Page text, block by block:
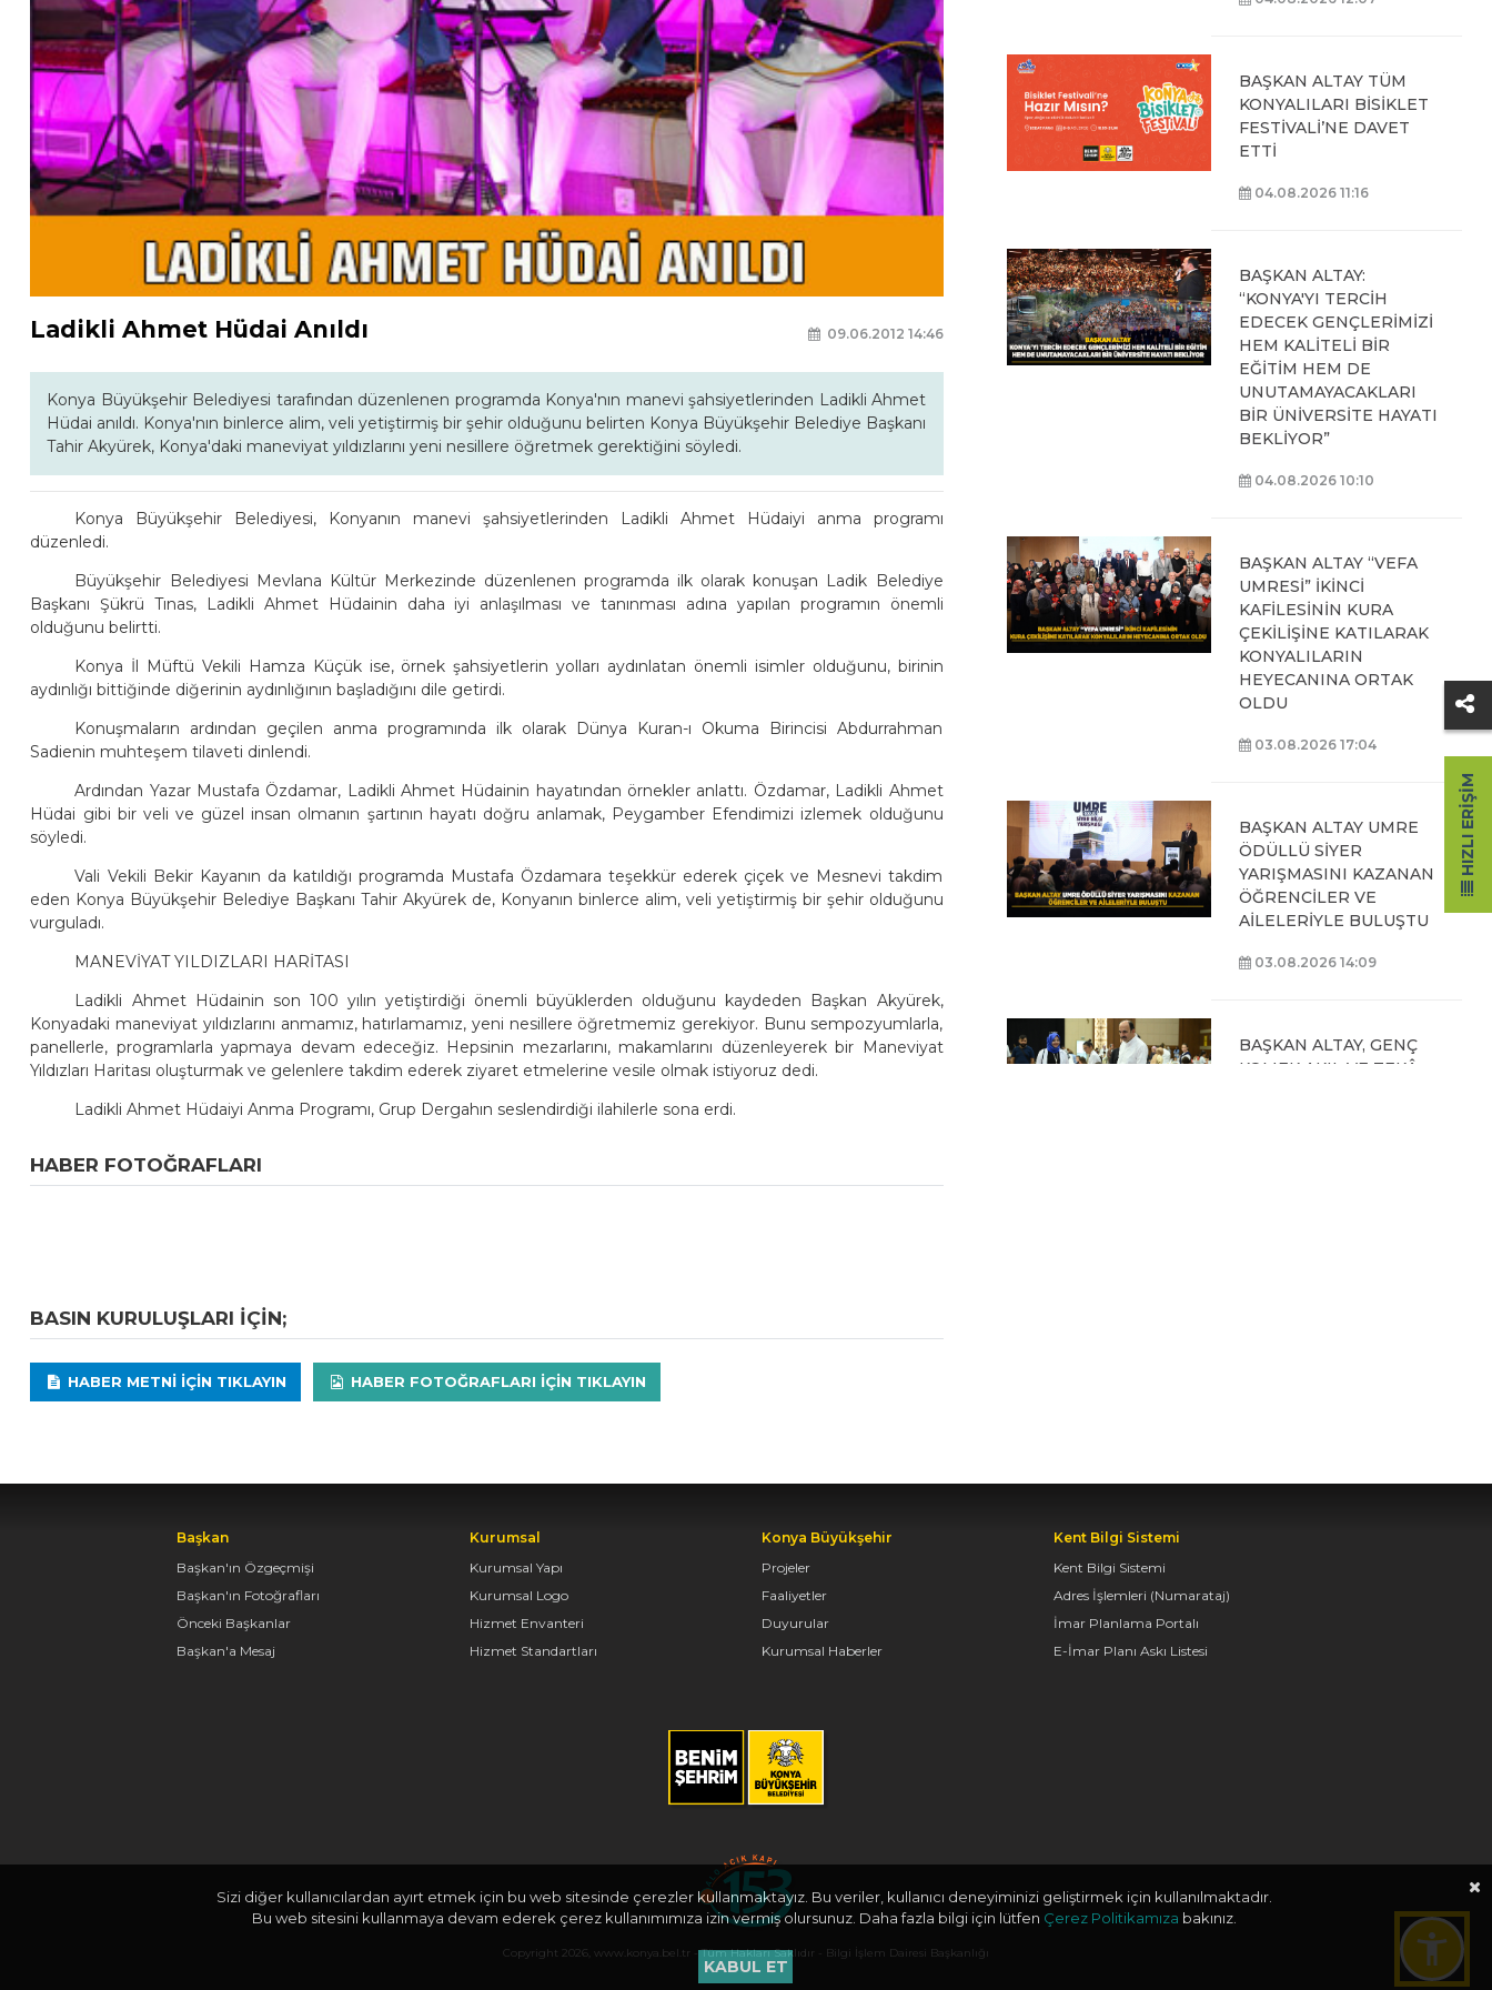
Ladikli Ahmet Hüdai Anıldı 09.06.2012 14:46
Konya Büyükşehir Belediyesi tarafından düzenlenen programda Konya'nın manevi şahsiyetlerinden Ladikli Ahmet
Hüdai anıldı. Konya'nın binlerce alim, veli yetiştirmiş bir şehir olduğunu belirten Konya Büyükşehir Belediye Başkanı
Tahir Akyürek, Konya'daki maneviyat yıldızlarını yeni nesillere öğretmek gerektiğini söyledi.
Konya Büyükşehir Belediyesi, Konyanın manevi şahsiyetlerinden Ladikli Ahmet Hüdaiyi anma programı
düzenledi.
Büyükşehir Belediyesi Mevlana Kültür Merkezinde düzenlenen programda ilk olarak konuşan Ladik Belediye
Başkanı Şükrü Tınas, Ladikli Ahmet Hüdainin daha iyi anlaşılması ve tanınması adına yapılan programın önemli
olduğunu belirtti.
Konya İl Müftü Vekili Hamza Küçük ise, örnek şahsiyetlerin yolları aydınlatan önemli isimler olduğunu, birinin
aydınlığı bittiğinde diğerinin aydınlığının başladığını dile getirdi.
Konuşmaların ardından geçilen anma programında ilk olarak Dünya Kuran-ı Okuma Birincisi Abdurrahman
Sadienin muhteşem tilaveti dinlendi.
Ardından Yazar Mustafa Özdamar, Ladikli Ahmet Hüdainin hayatından örnekler anlattı. Özdamar, Ladikli Ahmet
Hüdai gibi bir veli ve güzel insan olmanın şartının hayatı doğru anlamak, Peygamber Efendimizi izlemek olduğunu
söyledi.
Vali Vekili Bekir Kayanın da katıldığı programda Mustafa Özdamara teşekkür ederek çiçek ve Mesnevi takdim
eden Konya Büyükşehir Belediye Başkanı Tahir Akyürek de, Konyanın binlerce alim, veli yetiştirmiş bir şehir olduğunu
vurguladı.
MANEVİYAT YILDIZLARI HARİTASI
Ladikli Ahmet Hüdainin son 100 yılın yetiştirdiği önemli büyüklerden olduğunu kaydeden Başkan Akyürek,
Konyadaki maneviyat yıldızlarını anmamız, hatırlamamız, yeni nesillere öğretmemiz gerekiyor. Bunu sempozyumlarla,
panellerle, programlarla yapmaya devam edeceğiz. Hepsinin mezarlarını, makamlarını düzenleyerek bir Maneviyat
Yıldızları Haritası oluşturmak ve gelenlere takdim ederek ziyaret etmelerine vesile olmak istiyoruz dedi.
Ladikli Ahmet Hüdaiyi Anma Programı, Grup Dergahın seslendirdiği ilahilerle sona erdi.
HABER FOTOĞRAFLARI
BASIN KURULUŞLARI IÇIN;
HABER METNI IÇIN TIKLAYIN HABER FOTOĞRAFLARI IÇIN TIKLAYIN
BAŞKAN ALTAY TÜM
KONYALILARI BİSİKLET
FESTİVALİ’NE DAVET
ETTİ
04.08.2026 11:16
BAŞKAN ALTAY:
“KONYA'YI TERCİH
EDECEK GENÇLERİMİZİ
HEM KALİTELİ BİR
EĞİTİM HEM DE
UNUTAMAYACAKLARI
BİR ÜNİVERSİTE HAYATI
BEKLİYOR”
04.08.2026 10:10
BAŞKAN ALTAY “VEFA
UMRESİ” İKİNCİ
KAFİLESİNİN KURA
ÇEKİLİŞİNE KATILARAK
KONYALILARIN
HEYECANINA ORTAK
OLDU
03.08.2026 17:04
BAŞKAN ALTAY UMRE
ÖDÜLLÜ SİYER
YARIŞMASINI KAZANAN
ÖĞRENCİLER VE
AİLELERİYLE BULUŞTU
03.08.2026 14:09
BAŞKAN ALTAY, GENÇ
KOMEK AKIL VE ZEKÂ
BAŞKENTİNDE
Başkan
Başkan'ın Özgeçmişi
Başkan'ın Fotoğrafları
Önceki Başkanlar
Başkan'a Mesaj
Kurumsal
Kurumsal Yapı
Kurumsal Logo
Hizmet Envanteri
Hizmet Standartları
Konya Büyükşehir
Projeler
Faaliyetler
Duyurular
Kurumsal Haberler
Kent Bilgi Sistemi
Kent Bilgi Sistemi
Adres İşlemleri (Numarataj)
İmar Planlama Portalı
E-İmar Planı Askı Listesi
Copyright 2026, www.konya.bel.tr - Tüm Hakları Saklıdır - Bilgi İşlem Dairesi Başkanlığı
HIZLI ERIŞIM
Sizi diğer kullanıcılardan ayırt etmek için bu web sitesinde çerezler kullanmaktayız. Bu veriler, kullanıcı deneyiminizi geliştirmek için kullanılmaktadır.
Bu web sitesini kullanmaya devam ederek çerez kullanımımıza izin vermiş olursunuz. Daha fazla bilgi için lütfen Çerez Politikamıza bakınız.
KABUL ET